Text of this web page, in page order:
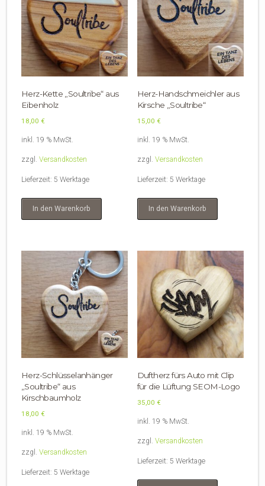
Herz-Kette „Soultribe“ aus
Eibenholz
18,00 €
inkl. 19 % MwSt.
zzgl. Versandkosten
Lieferzeit: 5 Werktage
In den Warenkorb
Herz-Handschmeichler aus
Kirsche „Soultribe“
15,00 €
inkl. 19 % MwSt.
zzgl. Versandkosten
Lieferzeit: 5 Werktage
In den Warenkorb
Herz-Schlüsselanhänger
„Soultribe“ aus
Kirschbaumholz
18,00 €
inkl. 19 % MwSt.
zzgl. Versandkosten
Lieferzeit: 5 Werktage
Duftherz fürs Auto mit Clip
für die Lüftung SEOM-Logo
35,00 €
inkl. 19 % MwSt.
zzgl. Versandkosten
Lieferzeit: 5 Werktage